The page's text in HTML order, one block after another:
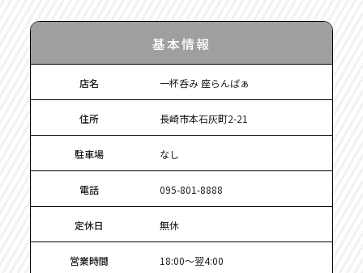
基本情報
店名 一杯呑み 座らんばぁ
住所 長崎市本石灰町2-21
駐車場 なし
電話 095-801-8888
定休日 無休
営業時間 18:00～翌4:00